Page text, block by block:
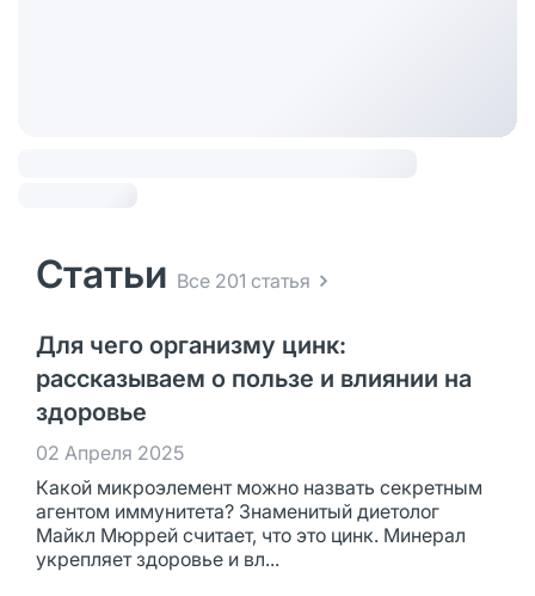
Статьи Все 201 статья
Для чего организму цинк:
рассказываем о пользе и влиянии на
здоровье
02 Апреля 2025
Какой микроэлемент можно назвать секретным
агентом иммунитета? Знаменитый диетолог
Майкл Мюррей считает, что это цинк. Минерал
укрепляет здоровье и вл...